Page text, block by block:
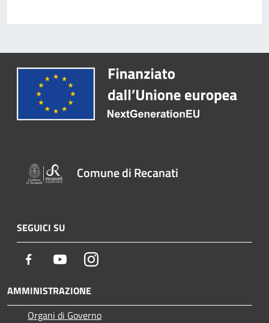
Comune di Recanati
SEGUICI SU
Facebook YoutubeInstagram
AMMINISTRAZIONE
Organi di Governo